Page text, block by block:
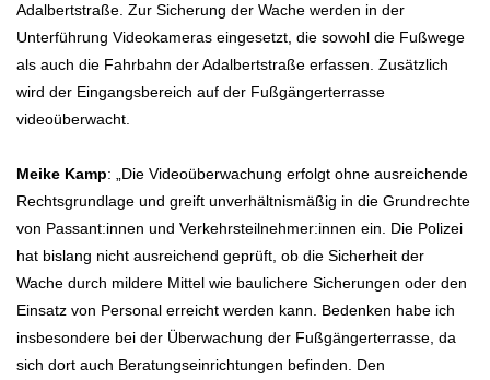
Adalbertstraße. Zur Sicherung der Wache werden in der
Unterführung Videokameras eingesetzt, die sowohl die Fußwege
als auch die Fahrbahn der Adalbertstraße erfassen. Zusätzlich
wird der Eingangsbereich auf der Fußgängerterrasse
videoüberwacht.
Meike Kamp: „Die Videoüberwachung erfolgt ohne ausreichende
Rechtsgrundlage und greift unverhältnismäßig in die Grundrechte
von Passant:innen und Verkehrsteilnehmer:innen ein. Die Polizei
hat bislang nicht ausreichend geprüft, ob die Sicherheit der
Wache durch mildere Mittel wie baulichere Sicherungen oder den
Einsatz von Personal erreicht werden kann. Bedenken habe ich
insbesondere bei der Überwachung der Fußgängerterrasse, da
sich dort auch Beratungseinrichtungen befinden. Den